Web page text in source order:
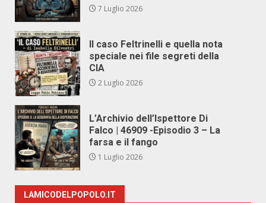
7 Luglio 2026
Il caso Feltrinelli e quella nota
speciale nei file segreti della
CIA
2 Luglio 2026
L’Archivio dell’Ispettore Di
Falco | 46909 -Episodio 3 – La
farsa e il fango
1 Luglio 2026
LAMICODELPOPOLO.IT